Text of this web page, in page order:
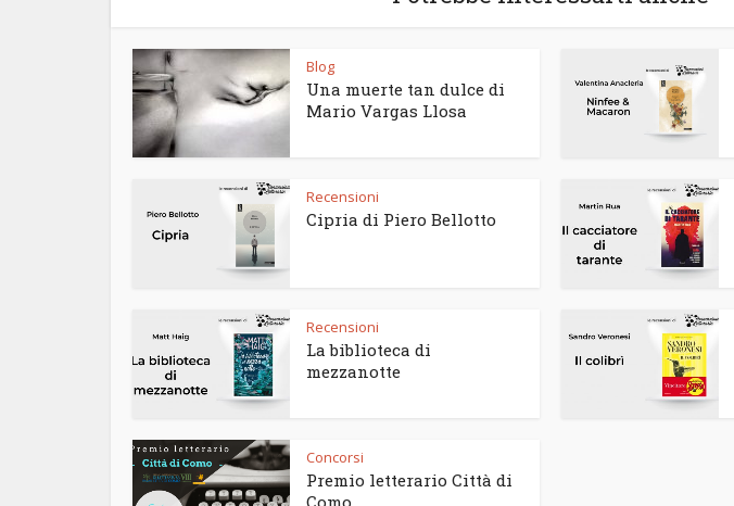
Blog
Una muerte tan dulce di
Mario Vargas Llosa
Recensioni
Cipria di Piero Bellotto
Recensioni
La biblioteca di
mezzanotte
Concorsi
Premio letterario Città di
Como